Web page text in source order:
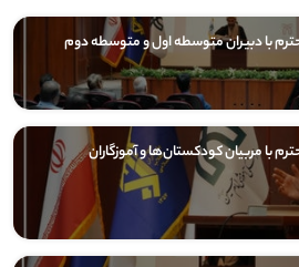
با دبیران متوسطه اول و متوسطه دوم
با مربیان کودکستان‌ها و آموزگاران